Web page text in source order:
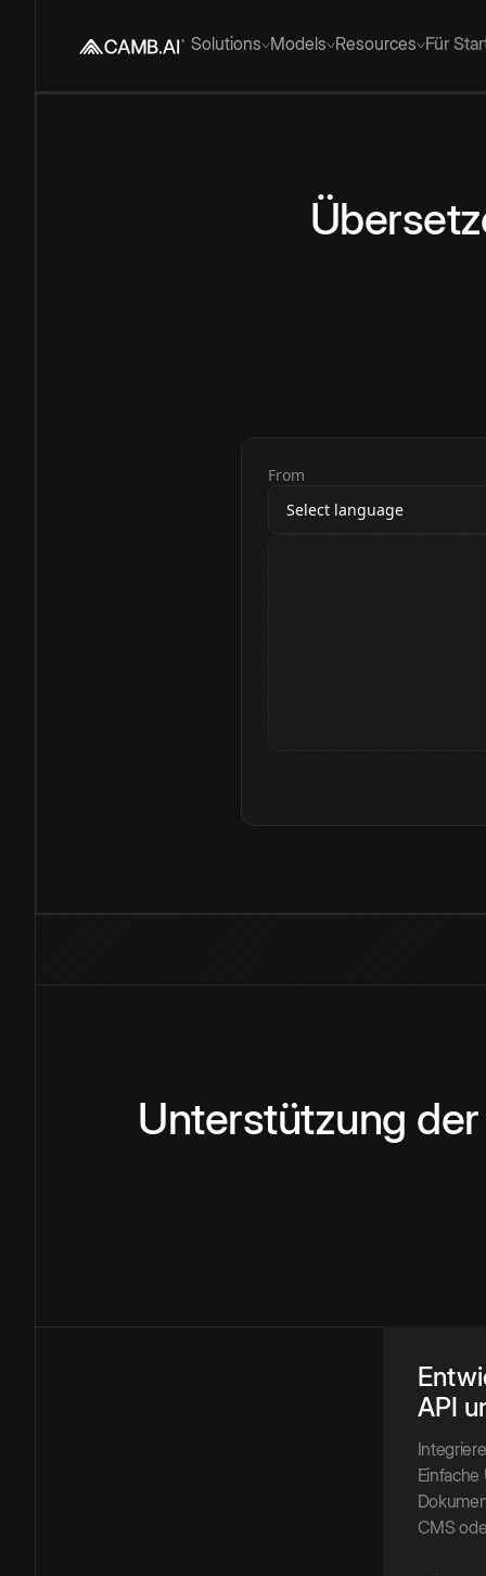
Solutions Models Resources Für
From
Select language
Unterstützung
API
CMS